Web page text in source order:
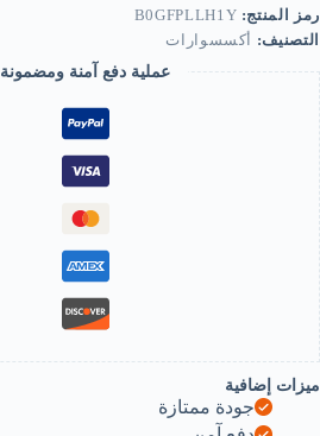
مصنوعة
من
سبيكة
فضية،
10
قطع،
بتصاميم
هندسية
متنوعة
مع
أحجار
فيروزية،
مقاس
19
مم،
ألوان
رمز المنتج: B0GFPLLH1Y
التصنيف: أكسسوارات
عملية دفع آمنة ومضمونة
ميزات إضافية
جودة ممتازة